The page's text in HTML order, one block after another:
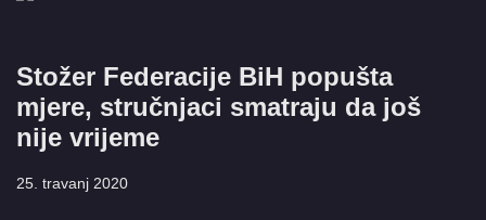
Stožer Federacije BiH popušta
mjere, stručnjaci smatraju da još
nije vrijeme
25. travanj 2020